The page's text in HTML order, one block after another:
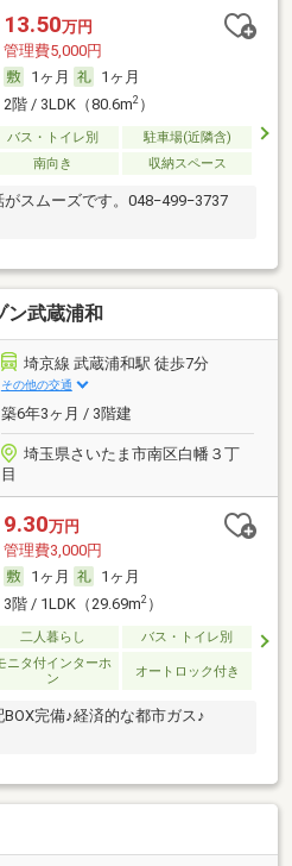
13.50万円
管理費5,000円
1ヶ月
1ヶ月
2階 / 3LDK（80.6m2）
バス・トイレ別
駐車場(近隣含)
南向き 収納スペース
スムーズです。048−499−3737
ン武蔵浦和
埼京線 武蔵浦和駅 徒歩7分
その他の交通
築6年3ヶ月 / 3階建
埼玉県さいたま市南区白幡３丁
目
9.30万円
管理費3,000円
1ヶ月
1ヶ月
3階 / 1LDK（29.69m2）
二人暮らし バス・トイレ別
ニタ付インターホ
ン
オートロック付き
完備♪経済的な都市ガス♪